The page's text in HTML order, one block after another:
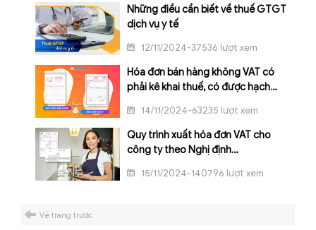
Những điều cần biết về thuế GTGT
dịch vụ y tế
12/11/2024-37536 lượt xem
Hóa đơn bán hàng không VAT có
phải kê khai thuế, có được hạch
14/11/2024-63235 lượt xem
Quy trình xuất hóa đơn VAT cho
công ty theo Nghị định
15/11/2024-140796 lượt xem
Về trang trước